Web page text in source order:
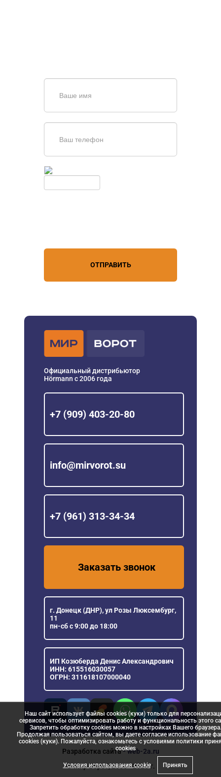
ОТПРАВИТЬ
Официальный дистрибьютор
Hörmann с 2006 года
+7 (909) 403-20-80
info@mirvorot.su
+7 (961) 313-34-34
Заказать звонок
г. Донецк (ДНР), ул Розы Люксембург,
11
пн-сб с 9:00 до 18:00
ИП Козюберда Денис Александрович
ИНН: 615516030057
ОГРН: 311618107000040
Разработка сайта- web-2a.ru
© Мир Ворот, 2006 - 2026 г.
Наш сайт использует файлы cookies (куки) только для
сервисов, чтобы оптимизировать работу и функциональность этого
Запретить обработку cookies можно в настройках Вашего браузера.
Продолжая пользоваться сайтом, вы даете согласие использование
cookies (куки). Пожалуйста, ознакомьтесь с условиями политики
сookies
Условия использования cookie Принять